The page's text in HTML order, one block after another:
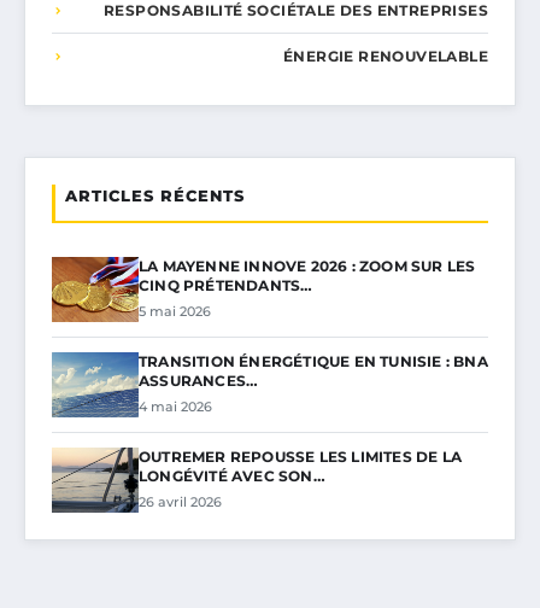
RESPONSABILITÉ SOCIÉTALE DES ENTREPRISES
ÉNERGIE RENOUVELABLE
ARTICLES RÉCENTS
LA MAYENNE INNOVE 2026 : ZOOM SUR LES
CINQ PRÉTENDANTS…
5 mai 2026
TRANSITION ÉNERGÉTIQUE EN TUNISIE : BNA
ASSURANCES…
4 mai 2026
OUTREMER REPOUSSE LES LIMITES DE LA
LONGÉVITÉ AVEC SON…
26 avril 2026